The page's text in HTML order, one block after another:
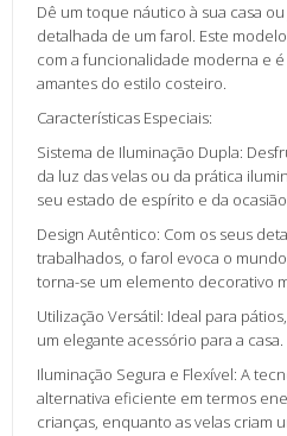
Dê um toque náutico à sua casa
detalhada de um farol. Este
com a funcionalidade moderna e
amantes do estilo costeiro.
Características Especiais:
Sistema de Iluminação Dupla:
da luz das velas ou da prática
seu estado de espírito e da
Design Autêntico: Com os seus
trabalhados, o farol evoca o
torna-se um elemento decorativo
Utilização Versátil: Ideal para
um elegante acessório para a casa.
Iluminação Segura e Flexível: A
alternativa eficiente em termos
crianças, enquanto as velas criam